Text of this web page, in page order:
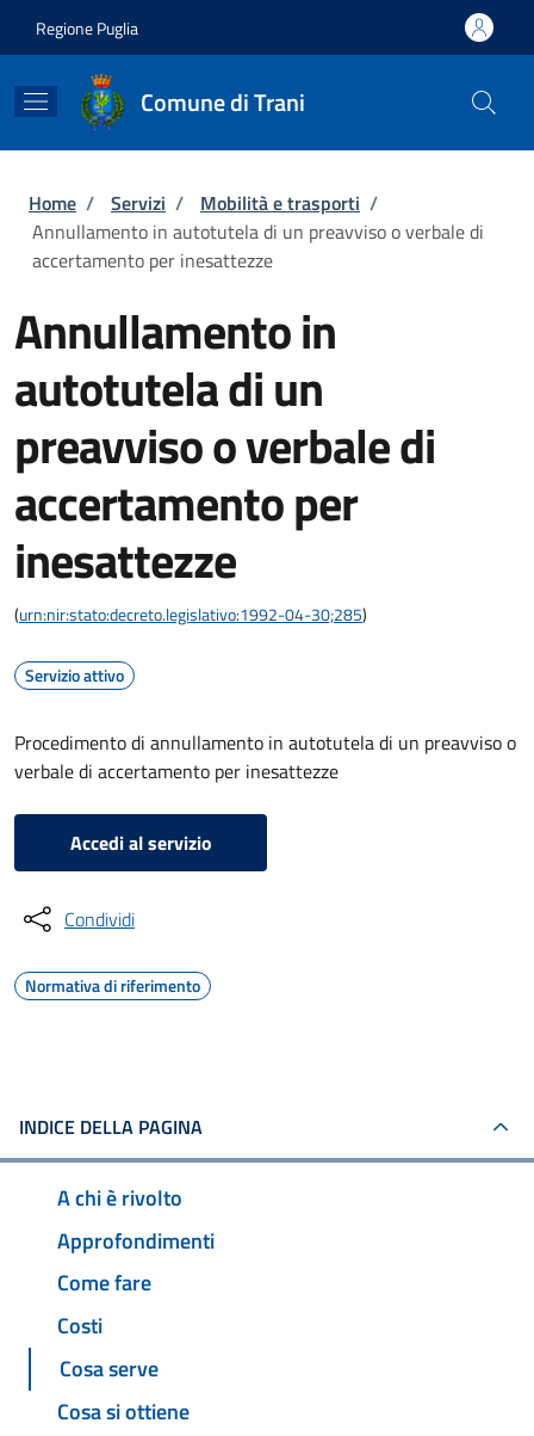
Regione Puglia
Comune di Trani
Briciole di pane
Home / Servizi / Mobilità e trasporti /
Annullamento in autotutela di un preavviso o verbale di
accertamento per inesattezze
Annullamento in
autotutela di un
preavviso o verbale di
accertamento per
inesattezze
(urn:nir:stato:decreto.legislativo:1992-04-30;285)
Servizio attivo
Procedimento di annullamento in autotutela di un preavviso o
verbale di accertamento per inesattezze
Accedi al servizio
Condividi
Normativa di riferimento
INDICE DELLA PAGINA
A chi è rivolto
Approfondimenti
Come fare
Costi
Cosa serve
Cosa si ottiene